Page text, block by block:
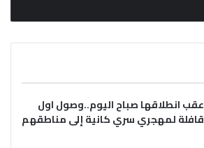
عقب انطلاقها صباح اليوم..وصول اول
قافلة لمهجري سري كانية إلى مناطقهم